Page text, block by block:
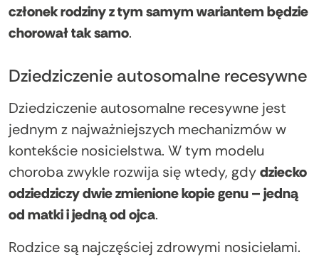
członek rodziny z tym samym wariantem będzie
chorował tak samo.
Dziedziczenie autosomalne recesywne
Dziedziczenie autosomalne recesywne jest
jednym z najważniejszych mechanizmów w
kontekście nosicielstwa. W tym modelu
choroba zwykle rozwija się wtedy, gdydziecko
odziedziczy dwie zmienione kopie genu – jedną
od matki i jedną od ojca.
Rodzice są najczęściej zdrowymi nosicielami.